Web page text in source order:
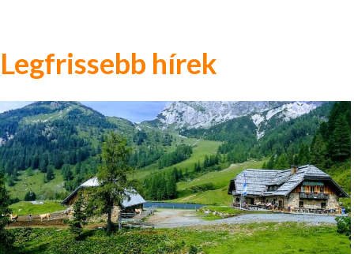
Legfrissebb hírek